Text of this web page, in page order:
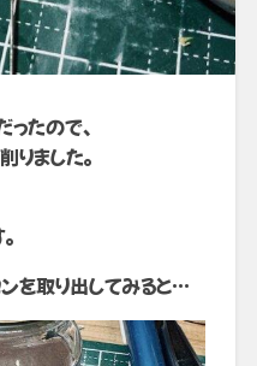
たので、
りました。
を取り出してみると…